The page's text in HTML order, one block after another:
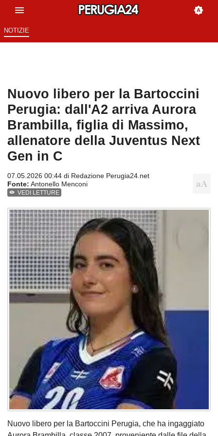
NOTIZIE
Nuovo libero per la Bartoccini
Perugia: dall'A2 arriva Aurora
Brambilla, figlia di Massimo,
allenatore della Juventus Next
Gen in C
07.05.2026 00:44 di Redazione Perugia24.net
Fonte: Antonello Menconi
VEDI LETTURE
Nuovo libero per la Bartoccini Perugia, che ha ingaggiato